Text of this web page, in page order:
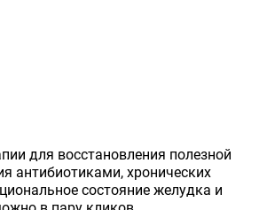
для восстановления полезной
антибиотиками, хронических
состояние желудка и